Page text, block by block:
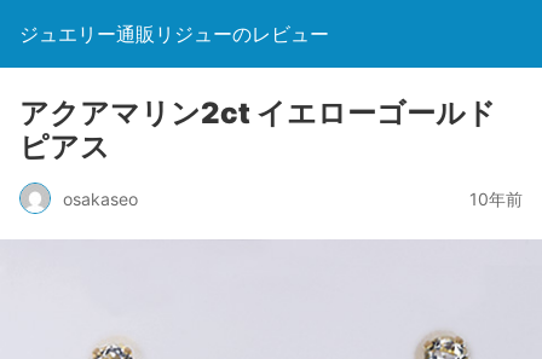
ジュエリー通販リジューのレビュー
アクアマリン2ct イエローゴールド
ピアス
osakaseo 10年前